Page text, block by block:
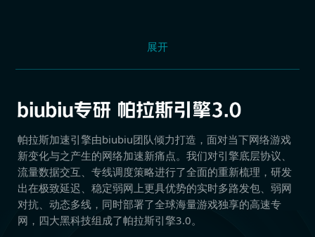
展开
帕拉斯加速引擎由biubiu团队倾力打造，面对当下网络游戏
新变化与之产生的网络加速新痛点。我们对引擎底层协议、
流量数据交互、专线调度策略进行了全面的重新梳理，研发
出在极致延迟、稳定弱网上更具优势的实时多路发包、弱网
对抗、动态多线，同时部署了全球海量游戏独享的高速专
网，四大黑科技组成了帕拉斯引擎3.0。